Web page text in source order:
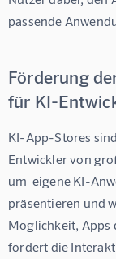
passende
Förderung
für KI-
KI-App-Stores
Entwickler von
um  eigene KI-
präsentieren und
Möglichkeit, Apps
fördert die